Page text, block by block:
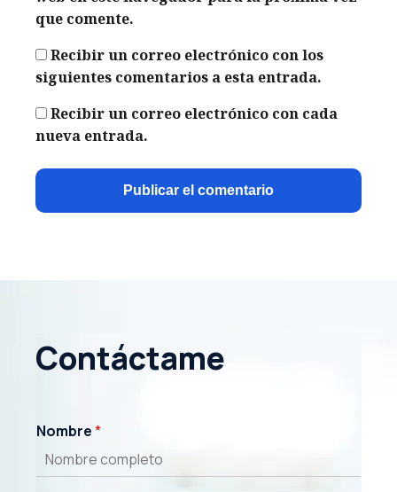
que comente.
Recibir un correo electrónico con los
siguientes comentarios a esta entrada.
Recibir un correo electrónico con cada
nueva entrada.
Contáctame
Nombre*